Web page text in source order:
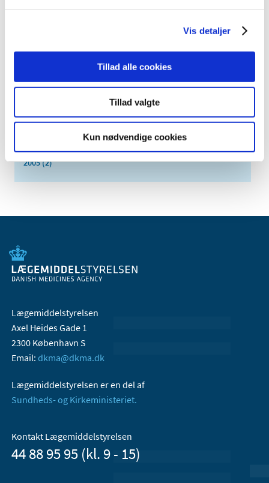
Vis detaljer
Tillad alle cookies
Tillad valgte
Kun nødvendige cookies
januar (3)
2005 (2)
Lægemiddelstyrelsen
Axel Heides Gade 1
2300 København S
Email: dkma@dkma.dk
Lægemiddelstyrelsen er en del af
Sundheds- og Kirkeministeriet.
Kontakt Lægemiddelstyrelsen
44 88 95 95 (kl. 9 - 15)